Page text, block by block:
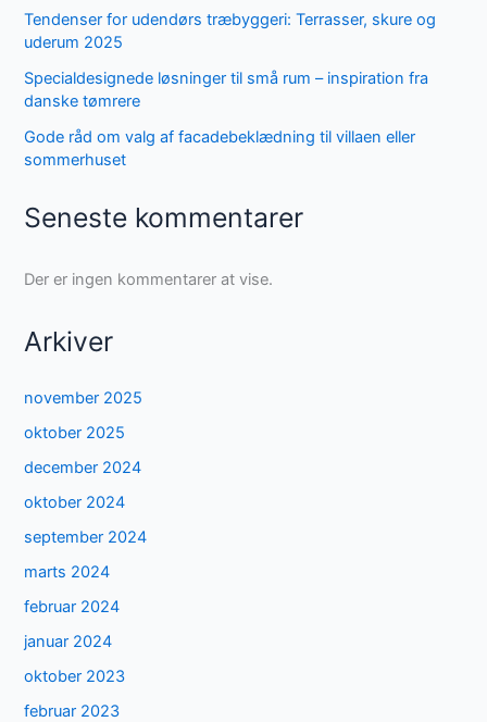
Tendenser for udendørs træbyggeri: Terrasser, skure og
uderum 2025
Specialdesignede løsninger til små rum – inspiration fra
danske tømrere
Gode råd om valg af facadebeklædning til villaen eller
sommerhuset
Seneste kommentarer
Der er ingen kommentarer at vise.
Arkiver
november 2025
oktober 2025
december 2024
oktober 2024
september 2024
marts 2024
februar 2024
januar 2024
oktober 2023
februar 2023